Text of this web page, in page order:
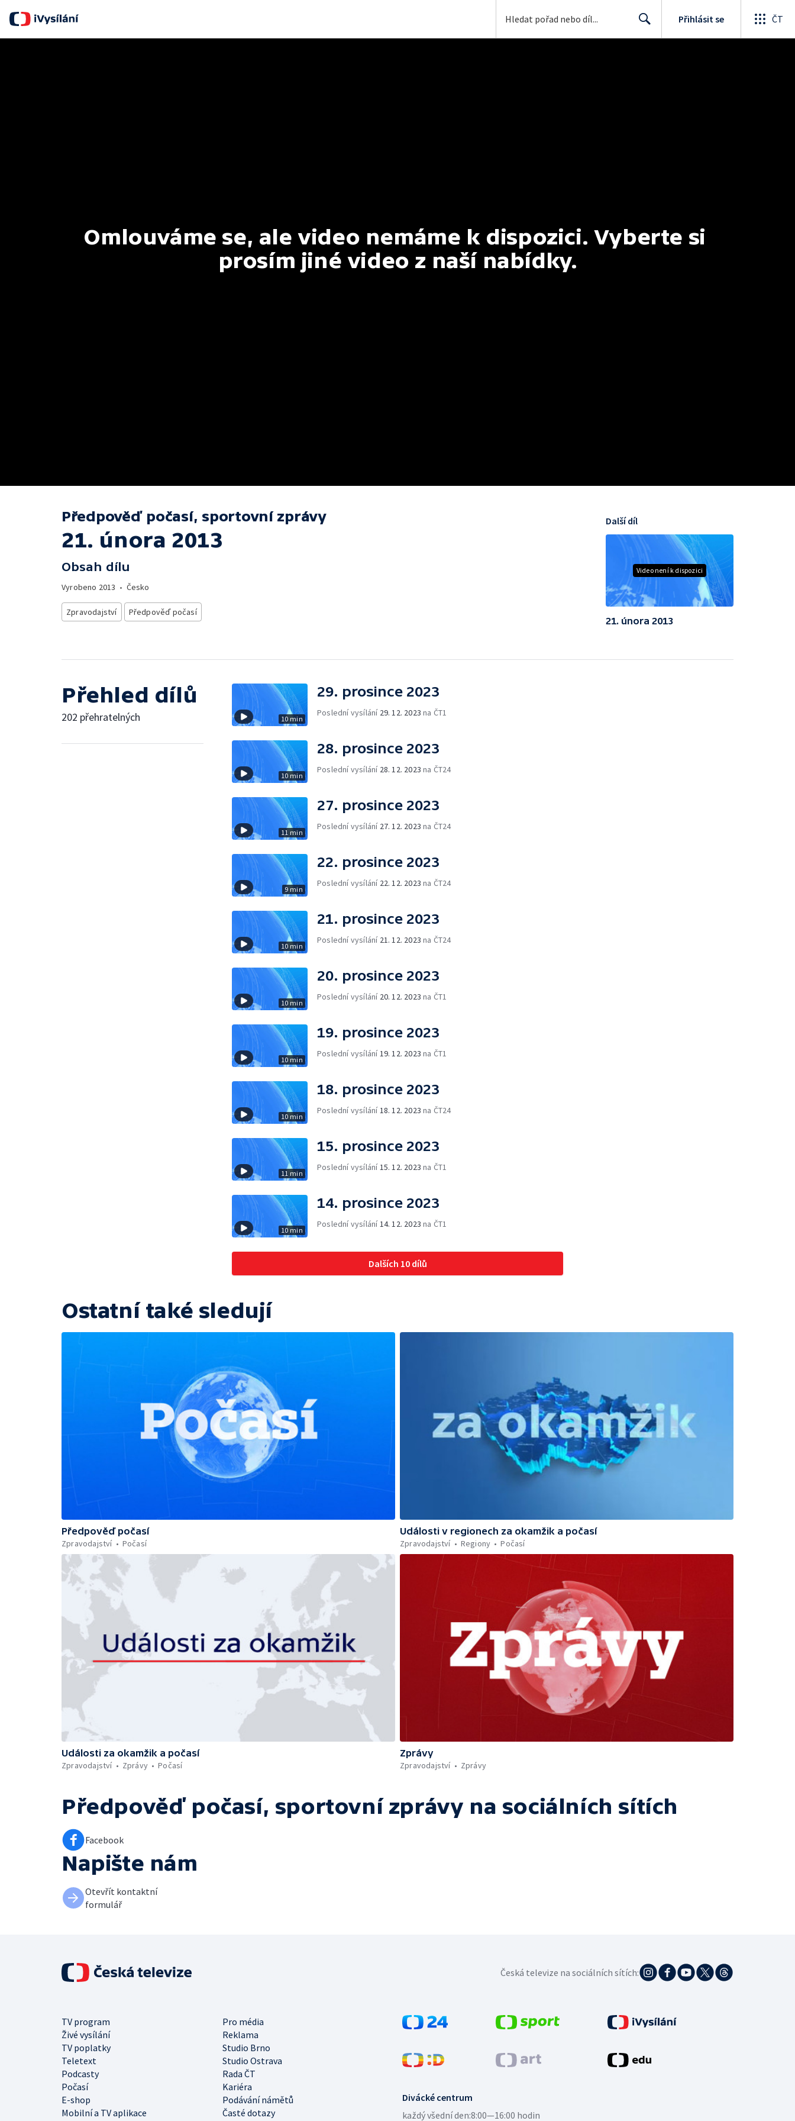
Přihlásit se ČT
Omlouváme se, ale video nemáme k dispozici. Vyberte si
prosím jiné video z naší nabídky.
Předpověď počasí, sportovní zprávy
21. února 2013
Obsah dílu
Vyrobeno 2013 • Česko
Zpravodajství Předpověď počasí
Video není k dispozici
Další díl
21. února 2013
Přehled dílů
202 přehratelných 10 min
29. prosince 2023
Poslední vysílání 29. 12. 2023 na ČT1
10 min
28. prosince 2023
Poslední vysílání 28. 12. 2023 na ČT24
11 min
27. prosince 2023
Poslední vysílání 27. 12. 2023 na ČT24
9 min
22. prosince 2023
Poslední vysílání 22. 12. 2023 na ČT24
10 min
21. prosince 2023
Poslední vysílání 21. 12. 2023 na ČT24
10 min
20. prosince 2023
Poslední vysílání 20. 12. 2023 na ČT1
10 min
19. prosince 2023
Poslední vysílání 19. 12. 2023 na ČT1
10 min
18. prosince 2023
Poslední vysílání 18. 12. 2023 na ČT24
11 min
15. prosince 2023
Poslední vysílání 15. 12. 2023 na ČT1
10 min
14. prosince 2023
Poslední vysílání 14. 12. 2023 na ČT1
Dalších 10 dílů
Ostatní také sledují
Předpověď počasí
Zpravodajství
Počasí
Události v regionech za okamžik a počasí
Zpravodajství
Regiony Počasí
Události za okamžik a počasí
Zpravodajství
Zprávy Počasí
Zprávy
Zpravodajství
Zprávy
Předpověď počasí, sportovní zprávy na sociálních sítích
Facebook
Napište nám
Otevřít kontaktní
formulář
Divácké centrum
každý všední den:8:00—16:00 hodin
TV program
Pro média
Živé vysílání
Reklama
TV poplatky
Studio Brno
Teletext
Studio Ostrava
Podcasty
Rada ČT
Počasí
Kariéra
E-shop
Podávání námětů
Mobilní a TV aplikace
Časté dotazy
Česká televize na sociálních sítích: